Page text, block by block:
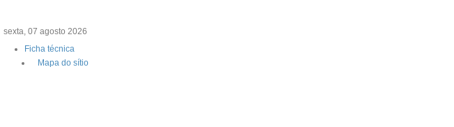
sexta, 07 agosto 2026
Ficha técnica
Mapa do sítio